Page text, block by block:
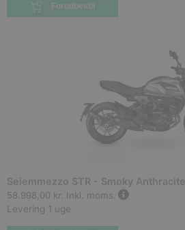
Forudbestil
Seiemmezzo STR - Smoky Anthracite
58.998,00 kr. Inkl. moms.
Levering 1 uge